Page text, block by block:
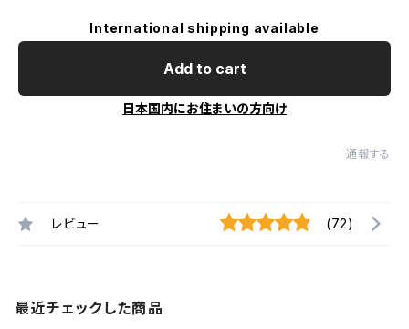
International shipping available
Add to cart
日本国内にお住まいの方向け
通報する
レビュー (72)
最近チェックした商品